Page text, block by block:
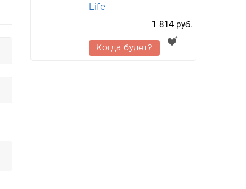
Life
1 814 руб.
Когда будет?